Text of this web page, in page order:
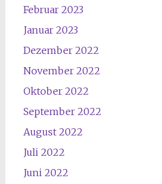
Februar 2023
Januar 2023
Dezember 2022
November 2022
Oktober 2022
September 2022
August 2022
Juli 2022
Juni 2022